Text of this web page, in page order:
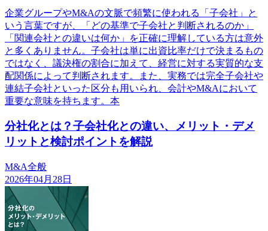
企業グループやM&Aの文脈で頻繁に使われる「子会社」と
いう言葉ですが、「どの基準で子会社と判断されるのか」
「関連会社との違いは何か」を正確に理解している方は意外
と多くありません。子会社は単に出資比率だけで決まるもの
ではなく、議決権の割合に加えて、経営に対する実質的な支
配関係によって判断されます。また、実務では完全子会社や
連結子会社といった区分も用いられ、会計やM&Aにおいて
重要な意味を持ちます。本
分社化とは？子会社化との違い、メリット・デメ
リットと検討ポイントを解説
M&A全般
2026年04月28日